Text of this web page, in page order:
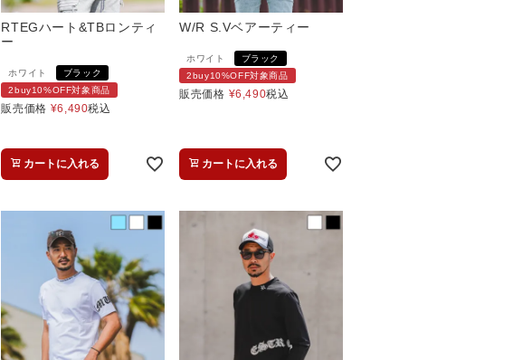
RTEGハート&TBロンティ
ー
ホワイト
ブラック
2buy10%OFF対象商品
販売価格 ¥6,490税込
カートに入れる
W/R S.Vベアーティー
ホワイト
ブラック
2buy10%OFF対象商品
販売価格 ¥6,490税込
カートに入れる